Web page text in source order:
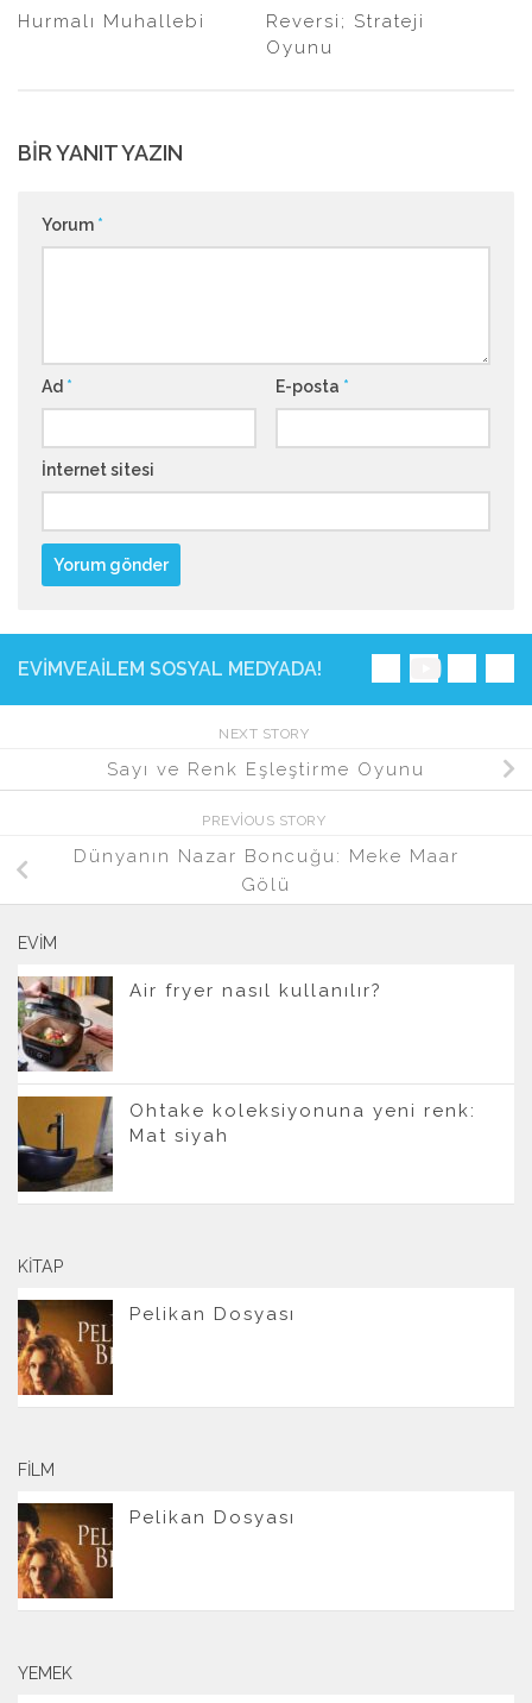
Hurmalı Muhallebi
Reversi; Strateji
Oyunu
BIR YANIT YAZIN
Yorum *
Ad * E-posta *
İnternet sitesi
EVIMVEAILEM SOSYAL MEDYADA!
NEXT STORY
Sayı ve Renk Eşleştirme Oyunu
PREVIOUS STORY
Dünyanın Nazar Boncuğu: Meke Maar
Gölü
EVIM
Air fryer nasıl kullanılır?
Ohtake koleksiyonuna yeni renk:
Mat siyah
KITAP
Pelikan Dosyası
FILM
Pelikan Dosyası
YEMEK